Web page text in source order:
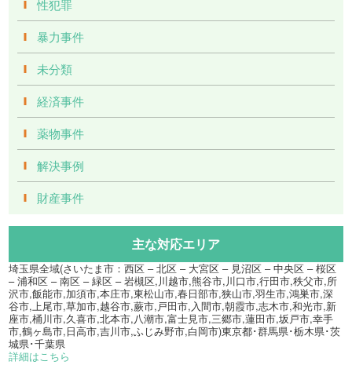
性犯罪
暴力事件
未分類
経済事件
薬物事件
解決事例
財産事件
主な対応エリア
埼玉県全域(さいたま市：西区 – 北区 – 大宮区 – 見沼区 – 中央区 – 桜区
– 浦和区 – 南区 – 緑区 – 岩槻区,川越市,熊谷市,川口市,行田市,秩父市,所
沢市,飯能市,加須市,本庄市,東松山市,春日部市,狭山市,羽生市,鴻巣市,深
谷市,上尾市,草加市,越谷市,蕨市,戸田市,入間市,朝霞市,志木市,和光市,新
座市,桶川市,久喜市,北本市,八潮市,富士見市,三郷市,蓮田市,坂戸市,幸手
市,鶴ヶ島市,日高市,吉川市,ふじみ野市,白岡市)東京都･群馬県･栃木県･茨
城県･千葉県
詳細はこちら